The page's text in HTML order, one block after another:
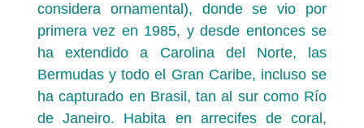
considera ornamental), donde se vio por
primera vez en 1985, y desde entonces se
ha extendido a Carolina del Norte, las
Bermudas y todo el Gran Caribe, incluso se
ha capturado en Brasil, tan al sur como Río
de Janeiro. Habita en arrecifes de coral,